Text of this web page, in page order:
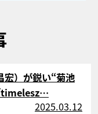
宏）が鋭い“菊池
timelesz…
2025.03.12